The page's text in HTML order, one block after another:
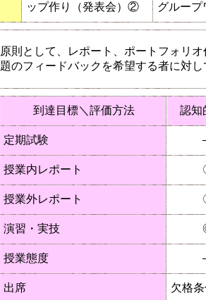
ップ作り（発表会）②
グルー
原則として、レポート、ポートフォリ
題のフィードバックを希望する者に対
到達目標＼評価方法 認知
定期試験
授業内レポート
授業外レポート
演習・実技
授業態度
出席 欠格